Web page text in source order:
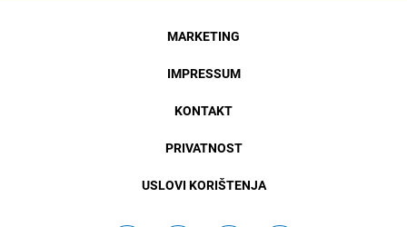
MARKETING
IMPRESSUM
KONTAKT
PRIVATNOST
USLOVI KORIŠTENJA